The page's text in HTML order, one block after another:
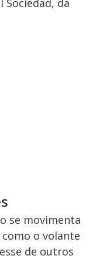
Sociedad, da
se movimenta
o volante
de outros